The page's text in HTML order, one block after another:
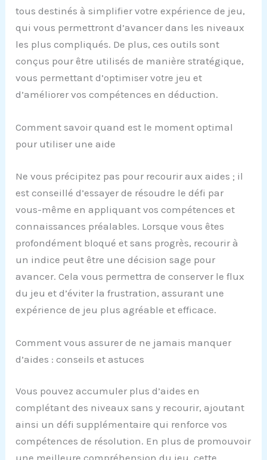
tous destinés à simplifier votre expérience de jeu,
qui vous permettront d’avancer dans les niveaux
les plus compliqués. De plus, ces outils sont
conçus pour être utilisés de manière stratégique,
vous permettant d’optimiser votre jeu et
d’améliorer vos compétences en déduction.
Comment savoir quand est le moment optimal
pour utiliser une aide
Ne vous précipitez pas pour recourir aux aides ; il
est conseillé d’essayer de résoudre le défi par
vous-même en appliquant vos compétences et
connaissances préalables. Lorsque vous êtes
profondément bloqué et sans progrès, recourir à
un indice peut être une décision sage pour
avancer. Cela vous permettra de conserver le flux
du jeu et d’éviter la frustration, assurant une
expérience de jeu plus agréable et efficace.
Comment vous assurer de ne jamais manquer
d’aides : conseils et astuces
Vous pouvez accumuler plus d’aides en
complétant des niveaux sans y recourir, ajoutant
ainsi un défi supplémentaire qui renforce vos
compétences de résolution. En plus de promouvoir